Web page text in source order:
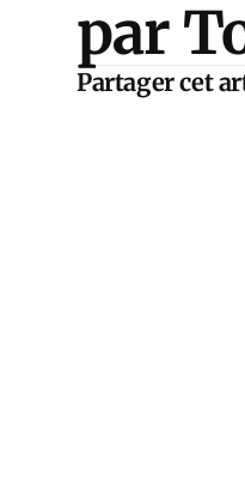
par
Partager cet